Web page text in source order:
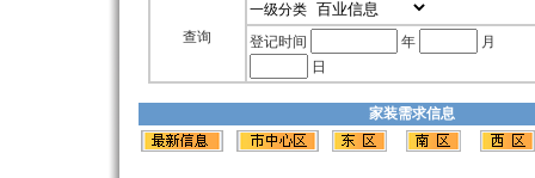
查询
一级分类
登记时间
年
月
日
家装需求信息